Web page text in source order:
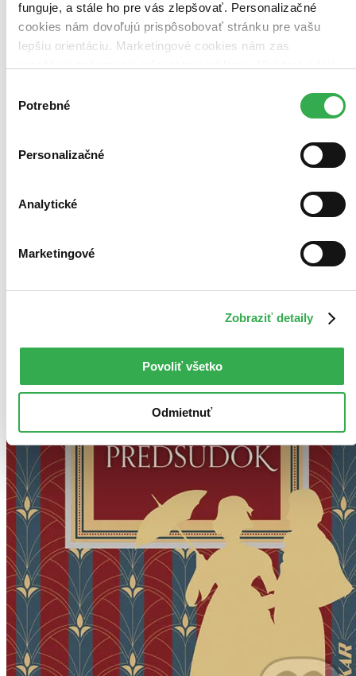
funguje, a stále ho pre vás zlepšovať. Personalizačné
cookies nám dovoľujú prispôsobovať stránku pre vašu
lepšiu orientáciu. Marketingové cookies nám zas
keby sme mohli používať všetky tieto cookies. Ďakujeme!
súhlasu
Potrebné
Personalizačné
Analytické
Marketingové
Zobraziť detaily
Povoliť všetko
Odmietnuť